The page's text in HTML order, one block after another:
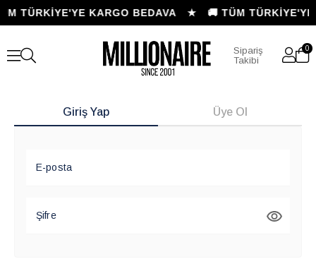
TÜRKİYE'YE KARGO BEDAVA ★ 🚚 TÜM
Sipariş
Takibi
0
Giriş Yap Üye Ol
E-posta
Şifre